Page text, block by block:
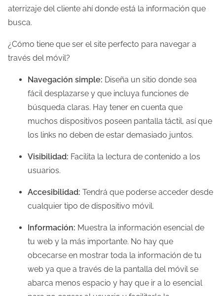
aterrizaje del cliente ahí donde está la información que
busca.
¿Cómo tiene que ser el site perfecto para navegar a
través del móvil?
Navegación simple: Diseña un sitio donde sea
fácil desplazarse y que incluya funciones de
búsqueda claras. Hay tener en cuenta que
muchos dispositivos poseen pantalla táctil, así que
los links no deben de estar demasiado juntos.
Visibilidad: Facilita la lectura de contenido a los
usuarios.
Accesibilidad: Tendrá que poderse acceder desde
cualquier tipo de dispositivo móvil.
Información: Muestra la información esencial de
tu web y la más importante. No hay que
obcecarse en mostrar toda la información de tu
web ya que a través de la pantalla del móvil se
abarca menos espacio y hay que ir a lo esencial